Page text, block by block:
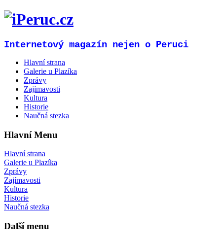
Internetový magazín nejen o Peruci
Hlavní strana
Galerie u Plazíka
Zprávy
Zajímavosti
Kultura
Historie
Naučná stezka
Hlavní Menu
Hlavní strana
Galerie u Plazíka
Zprávy
Zajímavosti
Kultura
Historie
Naučná stezka
Další menu